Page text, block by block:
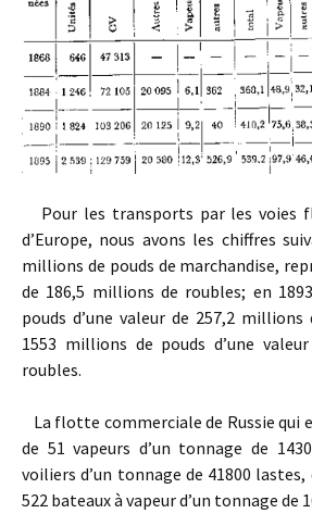
Pour les transports par les voies
d’Europe, nous avons les chiffres
millions de pouds de marchandise,
de 186,5 millions de roubles; en
pouds d’une valeur de 257,2 millions
1553 millions de pouds d’une
roubles.
La flotte commerciale de Russie qui
de 51 vapeurs d’un tonnage de
voiliers d’un tonnage de 41800
522 bateaux à vapeur d’un tonnage de